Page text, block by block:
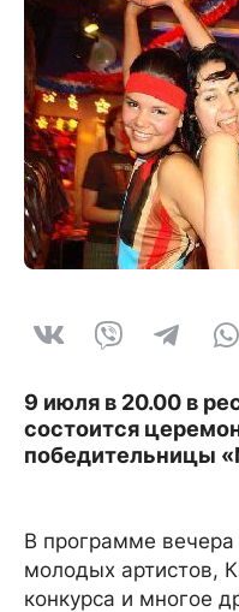
9 июля в 20.00 в
состоится
победительницы
В программе
молодых артистов,
конкурса и многое